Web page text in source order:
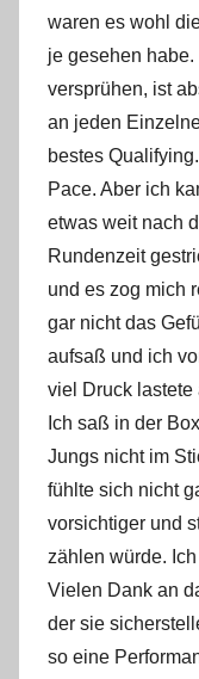
waren es wohl
je gesehen
versprühen, ist
an jeden
bestes
Pace. Aber ich
etwas weit nach
Rundenzeit
und es zog mich
gar nicht das
aufsaß und ich
viel Druck lastete
Ich saß in der
Jungs nicht im
fühlte sich nicht
vorsichtiger und
zählen würde.
Vielen Dank an
der sie
so eine